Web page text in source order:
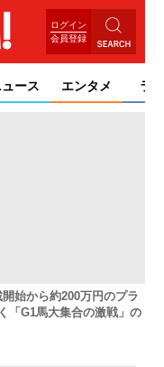
ログイン
会員登録
ース エンタメ ライ
開始から約200万円のプラ
「G1馬大集合の激戦」の